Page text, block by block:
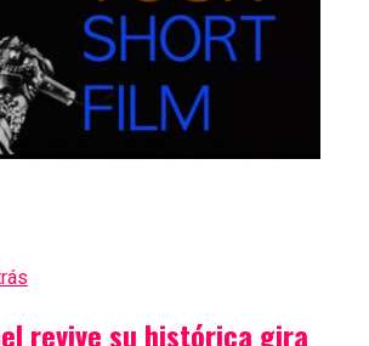
revive su histórica gira